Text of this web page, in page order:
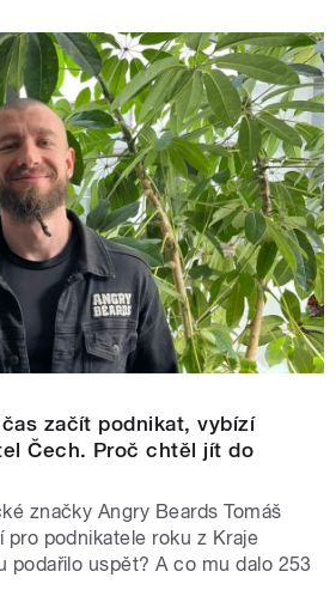
začít podnikat, vybízí
Čech. Proč chtěl jít do
značky Angry Beards Tomáš
pro podnikatele roku z Kraje
podařilo uspět? A co mu dalo 253